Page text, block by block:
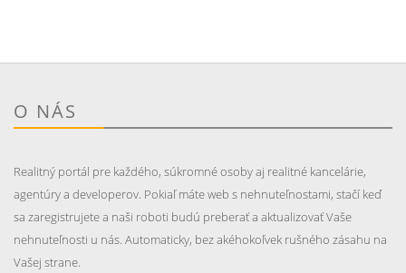
O NÁS
Realitný portál pre každého, súkromné osoby aj realitné kancelárie,
agentúry a developerov. Pokiaľ máte web s nehnuteľnostami, stačí keď
sa zaregistrujete a naši roboti budú preberať a aktualizovať Vaše
nehnuteľnosti u nás. Automaticky, bez akéhokoľvek rušného zásahu na
Vašej strane.